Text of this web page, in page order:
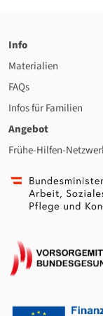
Info
Materialien
FAQs
Infos für Familien
Angebot
Frühe-Hilfen-